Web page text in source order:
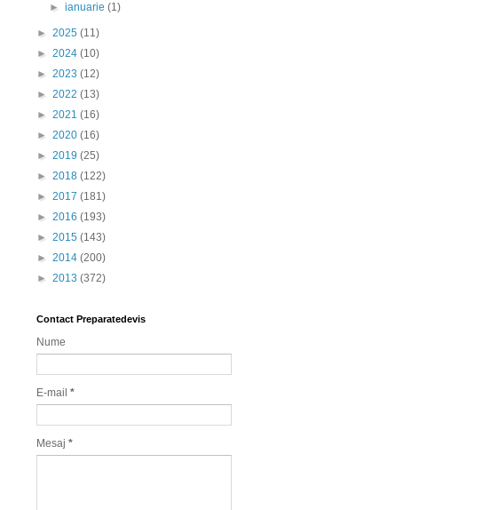
►ianuarie(1)
► 2025 (11)
► 2024 (10)
► 2023 (12)
► 2022 (13)
► 2021 (16)
► 2020 (16)
► 2019 (25)
► 2018 (122)
► 2017 (181)
► 2016 (193)
► 2015 (143)
► 2014 (200)
► 2013 (372)
Contact Preparatedevis
Nume
E-mail *
Mesaj *